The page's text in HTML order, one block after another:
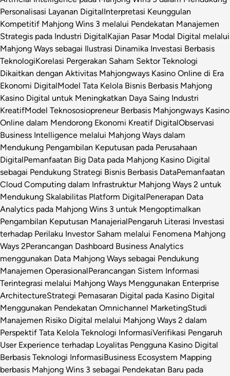
Personalisasi Layanan DigitalInterpretasi Keunggulan
Kompetitif Mahjong Wins 3 melalui Pendekatan Manajemen
Strategis pada Industri DigitalKajian Pasar Modal Digital melalui
Mahjong Ways sebagai Ilustrasi Dinamika Investasi Berbasis
TeknologiKorelasi Pergerakan Saham Sektor Teknologi
Dikaitkan dengan Aktivitas Mahjongways Kasino Online di Era
Ekonomi DigitalModel Tata Kelola Bisnis Berbasis Mahjong
Kasino Digital untuk Meningkatkan Daya Saing Industri
KreatifModel Teknososiopreneur Berbasis Mahjongways Kasino
Online dalam Mendorong Ekonomi Kreatif DigitalObservasi
Business Intelligence melalui Mahjong Ways dalam
Mendukung Pengambilan Keputusan pada Perusahaan
DigitalPemanfaatan Big Data pada Mahjong Kasino Digital
sebagai Pendukung Strategi Bisnis Berbasis DataPemanfaatan
Cloud Computing dalam Infrastruktur Mahjong Ways 2 untuk
Mendukung Skalabilitas Platform DigitalPenerapan Data
Analytics pada Mahjong Wins 3 untuk Mengoptimalkan
Pengambilan Keputusan ManajerialPengaruh Literasi Investasi
terhadap Perilaku Investor Saham melalui Fenomena Mahjong
Ways 2Perancangan Dashboard Business Analytics
menggunakan Data Mahjong Ways sebagai Pendukung
Manajemen OperasionalPerancangan Sistem Informasi
Terintegrasi melalui Mahjong Ways Menggunakan Enterprise
ArchitectureStrategi Pemasaran Digital pada Kasino Digital
Menggunakan Pendekatan Omnichannel MarketingStudi
Manajemen Risiko Digital melalui Mahjong Ways 2 dalam
Perspektif Tata Kelola Teknologi InformasiVerifikasi Pengaruh
User Experience terhadap Loyalitas Pengguna Kasino Digital
Berbasis Teknologi InformasiBusiness Ecosystem Mapping
berbasis Mahjong Wins 3 sebagai Pendekatan Baru pada